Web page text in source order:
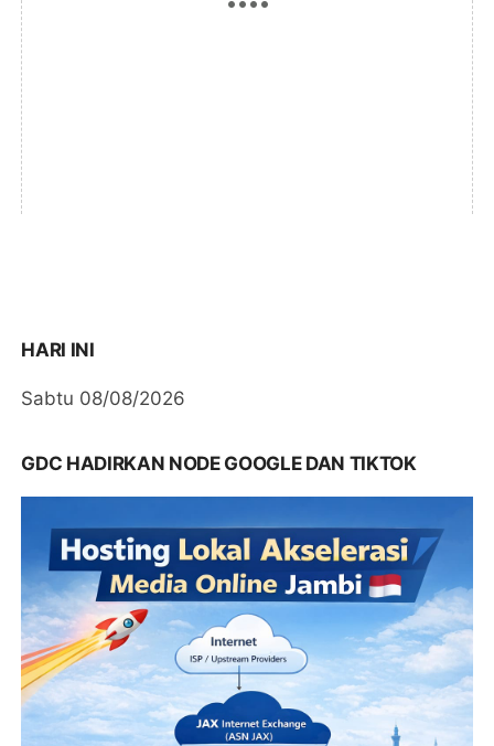
HARI INI
Sabtu 08/08/2026
GDC HADIRKAN NODE GOOGLE DAN TIKTOK